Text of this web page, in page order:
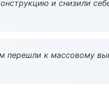
и снизили
перешли к массовому